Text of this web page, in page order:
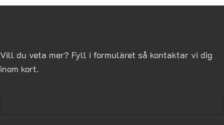
Vill du veta mer? Fyll i formuläret så kontaktar vi dig
inom kort.